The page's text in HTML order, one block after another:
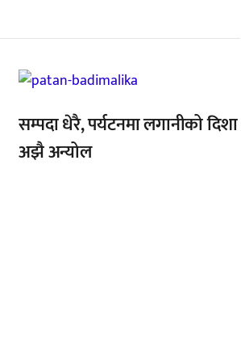
,
सम्पदा धेरै, पर्यटनमा लगानीको दिशा
अझै अन्योल